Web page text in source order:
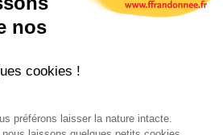
nos
cookies !
préférons laisser la nature intacte.